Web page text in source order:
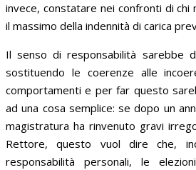
invece, constatare nei confronti di chi
il massimo della indennità di carica
Il senso di responsabilità sarebbe
sostituendo le coerenze alle
comportamenti e per far questo
ad una cosa semplice: se dopo un
magistratura ha rinvenuto gravi
Rettore, questo vuol dire che,
responsabilità personali, le